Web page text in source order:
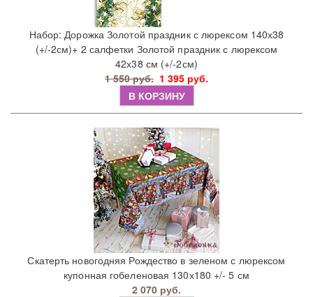
Набор: Дорожка Золотой праздник с люрексом 140х38
(+/-2см)+ 2 салфетки Золотой праздник с люрексом
42х38 см (+/-2см)
1 550 руб. 1 395 руб.
В КОРЗИНУ
Скатерть новогодняя Рождество в зеленом с люрексом
купонная гобеленовая 130х180 +/- 5 см
2 070 руб.